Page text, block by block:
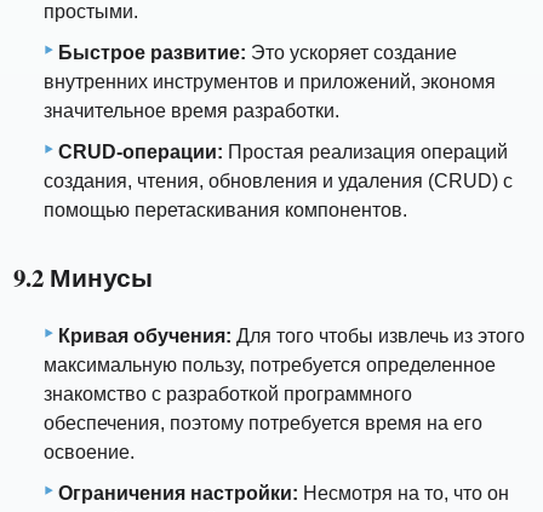
простыми.
Быстрое развитие: Это ускоряет создание
внутренних инструментов и приложений, экономя
значительное время разработки.
CRUD-операции: Простая реализация операций
создания, чтения, обновления и удаления (CRUD) с
помощью перетаскивания компонентов.
9.2 Минусы
Кривая обучения: Для того чтобы извлечь из этого
максимальную пользу, потребуется определенное
знакомство с разработкой программного
обеспечения, поэтому потребуется время на его
освоение.
Ограничения настройки: Несмотря на то, что он